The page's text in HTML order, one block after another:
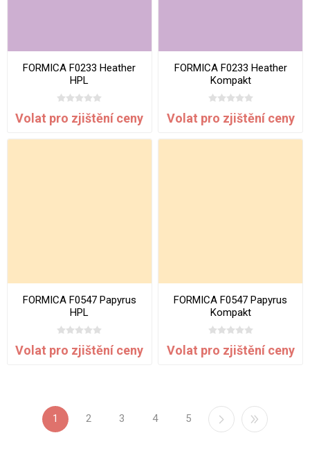
FORMICA F0233 Heather
HPL
Volat pro zjištění ceny
FORMICA F0233 Heather
Kompakt
Volat pro zjištění ceny
FORMICA F0547 Papyrus
HPL
Volat pro zjištění ceny
FORMICA F0547 Papyrus
Kompakt
Volat pro zjištění ceny
1 2 3 4 5